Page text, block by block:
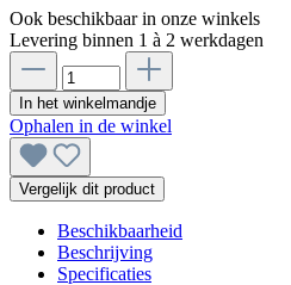
Ook beschikbaar in onze winkels
Levering binnen 1 à 2 werkdagen
In het winkelmandje
Ophalen in de winkel
Vergelijk dit product
Beschikbaarheid
Beschrijving
Specificaties